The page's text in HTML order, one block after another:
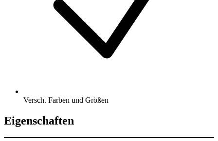
Versch. Farben und Größen
Eigenschaften